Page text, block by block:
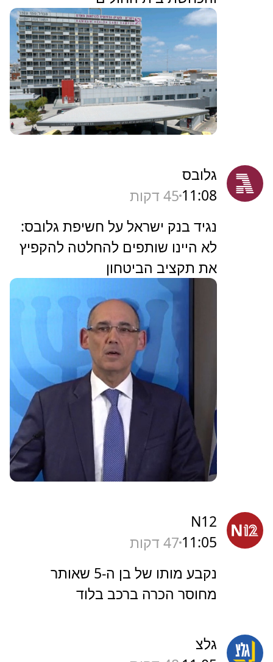
גלובס
11:08 45 דקות
נגיד בנק ישראל על חשיפת גלובס:
לא היינו שותפים להחלטה להקפיץ
את תקציב הביטחון
N12
11:05 47 דקות
נקבע מותו של בן ה-5 שאותר
מחוסר הכרה ברכב בלוד
גלצ